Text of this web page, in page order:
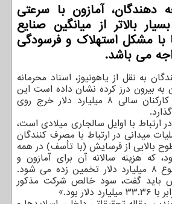
دهندگان، آمازون با سرعتی
بالاتر از میانگین صنایع
با مشکل استهلاک و فرسودگی
می باشد.
به نقل از یاهونیوز، اسناد محرمانه
به بیرون درز کرده نشان داده است این
فرسایش سرسام آور کارکنان سالی ۸ میلیارد دلار خرج روی
ارتباط با اوایل سالجاری میلادی است،
میدانی در ارتباط با مصرف کنندگان
بالایی از فرسایش (با تأسف) در همه
که هزینه سالانه آن برای آمازون و
سهامدارانش در مجموع ۸ میلیارد دلار تخمین زده می شود.
باید گفت، سود خالص شرکت مذکور